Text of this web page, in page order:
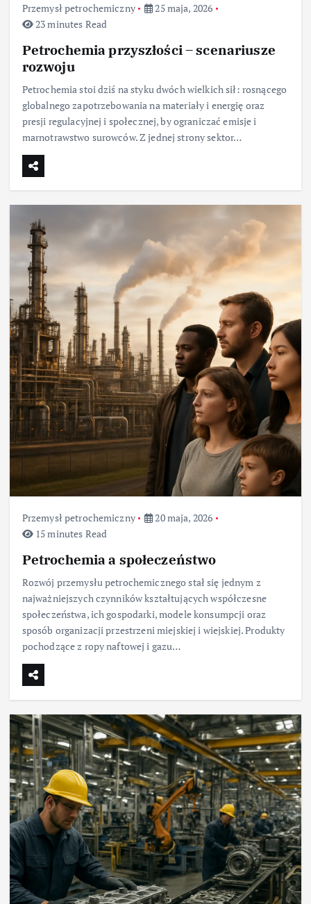
Przemysł petrochemiczny
25 maja, 2026
23 minutes Read
Petrochemia przyszłości – scenariusze
rozwoju
Petrochemia stoi dziś na styku dwóch wielkich sił: rosnącego
globalnego zapotrzebowania na materiały i energię oraz
presji regulacyjnej i społecznej, by ograniczać emisje i
marnotrawstwo surowców. Z jednej strony sektor…
Przemysł petrochemiczny
20 maja, 2026
15 minutes Read
Petrochemia a społeczeństwo
Rozwój przemysłu petrochemicznego stał się jednym z
najważniejszych czynników kształtujących współczesne
społeczeństwa, ich gospodarki, modele konsumpcji oraz
sposób organizacji przestrzeni miejskiej i wiejskiej. Produkty
pochodzące z ropy naftowej i gazu…